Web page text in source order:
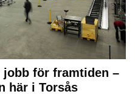
jobb för framtiden –
här i Torsås